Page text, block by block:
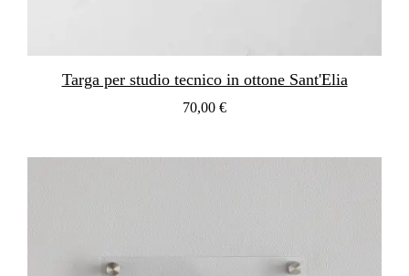
Targa per studio tecnico in ottone Sant'Elia
70,00 €